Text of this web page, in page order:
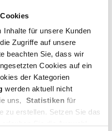
für unsere Kunden
Zugriffe auf unsere
beachten Sie, dass wir
Cookies auf ein
der Kategorien
werden aktuell nicht
uns, Statistiken für
zu erstellen. Setzen Sie das